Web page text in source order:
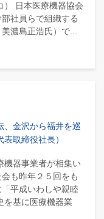
） 日本医療機器協会
社員らで組織する
濃島正浩氏）で...
、金沢から福井を巡
取締役社長）
機器事業者が相集い
も昨年２５回をも
平成いわしや親睦
を基に医療機器業